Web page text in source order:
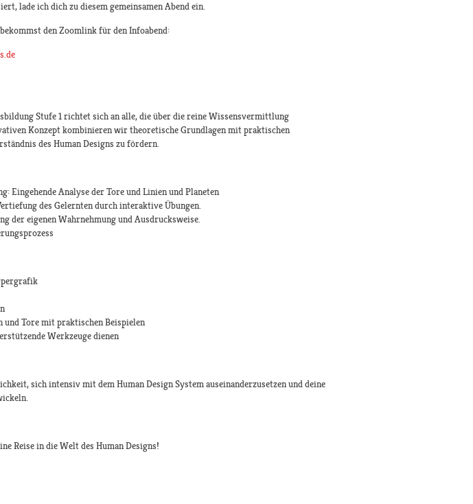
lade ich dich zu diesem gemeinsamen Abend ein.
den Zoomlink für den Infoabend:
Stufe 1 richtet sich an alle, die über die reine Wissensvermittlung
Konzept kombinieren wir theoretische Grundlagen mit praktischen
des Human Designs zu fördern.
Eingehende Analyse der Tore und Linien und Planeten
des Gelernten durch interaktive Übungen.
der eigenen Wahrnehmung und Ausdrucksweise.
Tore mit praktischen Beispielen
Werkzeuge dienen
sich intensiv mit dem Human Design System auseinanderzusetzen und deine
Reise in die Welt des Human Designs!​​